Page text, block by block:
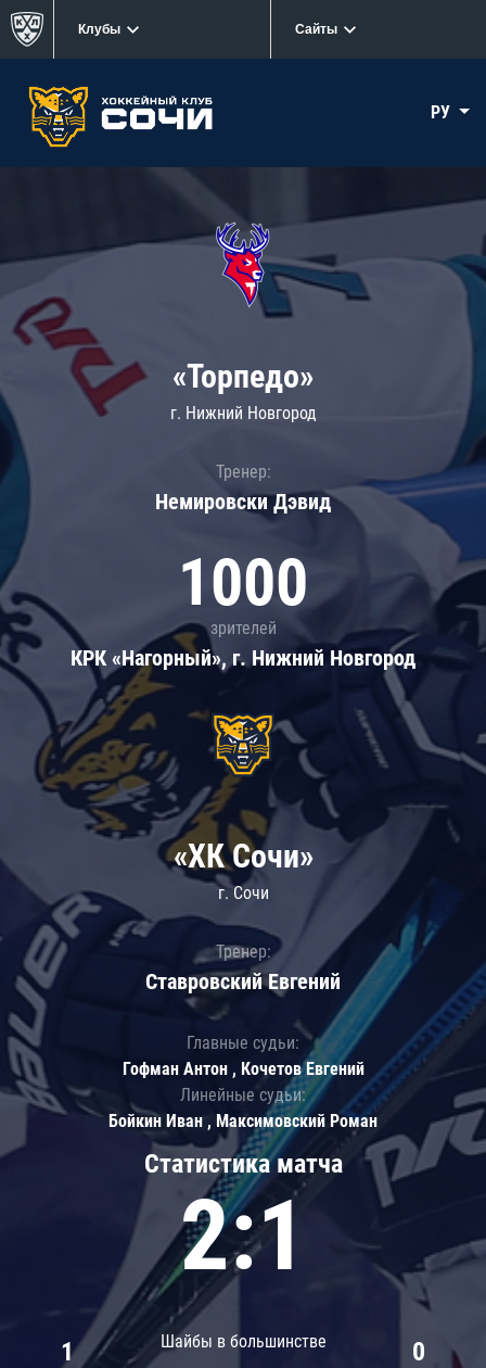
Клубы Сайты
РУ
«Торпедо»
г. Нижний Новгород
Тренер:
Немировски Дэвид
1000
зрителей
КРК «Нагорный», г. Нижний Новгород
Статистика матча
2:1
Шайбы в большинстве
1 0
«ХК Сочи»
г. Сочи
Тренер:
Ставровский Евгений
Главные судьи:
Гофман Антон , Кочетов Евгений
Линейные судьи:
Бойкин Иван , Максимовский Роман